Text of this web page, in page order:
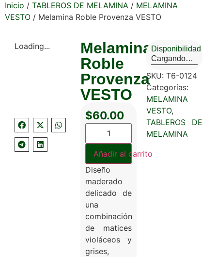
Inicio / TABLEROS DE MELAMINA / MELAMINA
VESTO / Melamina Roble Provenza VESTO
Loading...
Melamina
Roble
Provenza
VESTO
$60.00
Añadir al carrito
Diseño
maderado
delicado de
una
combinación
de matices
violáceos y
grises,
Disponibilidad
Cargando…
SKU: T6-0124
Categorías:
MELAMINA
VESTO,
TABLEROS DE
MELAMINA